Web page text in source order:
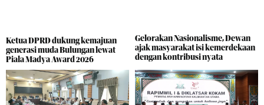
Ketua DPRD dukung kemajuan
generasi muda Bulungan lewat
Piala Madya Award 2026
Gelorakan Nasionalisme, Dewan
ajak masyarakat isi kemerdekaan
dengan kontribusi nyata